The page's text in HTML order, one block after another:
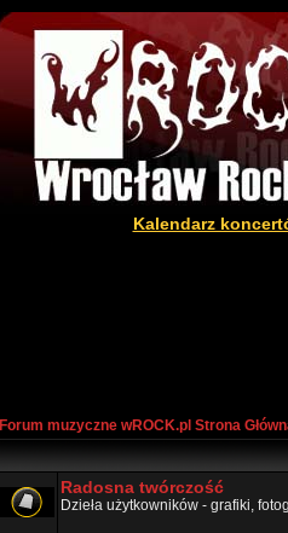
Kalendarz
Forum muzyczne wROCK.pl Strona
Radosna twórczość
Dzieła użytkowników - grafiki,